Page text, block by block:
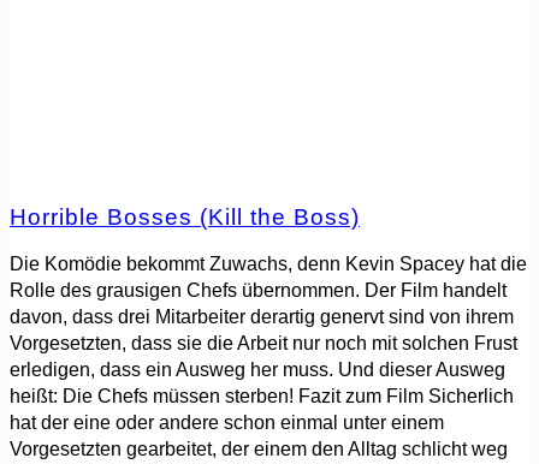
Horrible Bosses (Kill the Boss)
Die Komödie bekommt Zuwachs, denn Kevin Spacey hat die
Rolle des grausigen Chefs übernommen. Der Film handelt
davon, dass drei Mitarbeiter derartig genervt sind von ihrem
Vorgesetzten, dass sie die Arbeit nur noch mit solchen Frust
erledigen, dass ein Ausweg her muss. Und dieser Ausweg
heißt: Die Chefs müssen sterben! Fazit zum Film Sicherlich
hat der eine oder andere schon einmal unter einem
Vorgesetzten gearbeitet, der einem den Alltag schlicht weg